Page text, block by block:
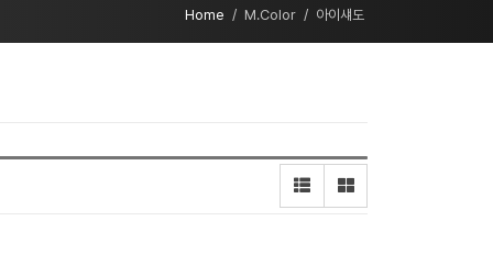
Home M.Color 아이섀도